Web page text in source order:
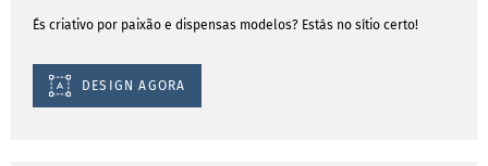
És criativo por paixão e dispensas modelos? Estás no sítio certo!
DESIGN AGORA